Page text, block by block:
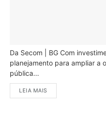
Da Secom | BG Com
planejamento para ampliar a
pública...
LEIA MAIS